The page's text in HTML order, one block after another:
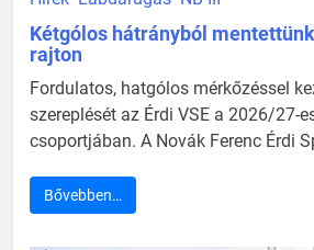
Kétgólos hátrányból
rajton
Fordulatos, hatgólos mérkőzéssel
szereplését az Érdi VSE a 2026/27-
csoportjában. A Novák Ferenc Érdi
Bővebben…